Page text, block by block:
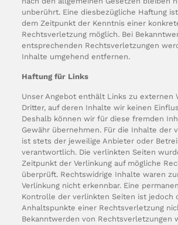
unberührt. Eine diesbezügliche Haftung
dem Zeitpunkt der Kenntnis einer
Rechtsverletzung möglich. Bei
entsprechenden Rechtsverletzungen
Inhalte umgehend entfernen.
Haftung für Links
Unser Angebot enthält Links zu externen
Dritter, auf deren Inhalte wir keinen
Deshalb können wir für diese fremden
Gewähr übernehmen. Für die Inhalte der
ist stets der jeweilige Anbieter oder
verantwortlich. Die verlinkten Seiten
Zeitpunkt der Verlinkung auf mögliche
überprüft. Rechtswidrige Inhalte waren
Verlinkung nicht erkennbar. Eine
Kontrolle der verlinkten Seiten ist jedoch
Anhaltspunkte einer Rechtsverletzung
Bekanntwerden von Rechtsverletzungen